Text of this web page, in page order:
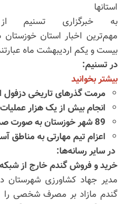
استانها
به خبرگزاری تسنیم
مهم‌ترین اخبار استان خوزستان
بیست و یکم اردیبهشت ماه
در تسنیم:
بیشتر بخوانید
مرمت گذرهای تاریخی دزفول
انجام بیش از یک هزار
89 شهر خوزستان به صورت صد در صدی گازرسانی شدند
اعزام تیم مهارتی به مناطق
در سایر رسانه‌ها:
خرید و فروش گندم خارج از شبکه
مدیر جهاد کشاورزی شهرستان
گندم مازاد بر مصرف شخصی را